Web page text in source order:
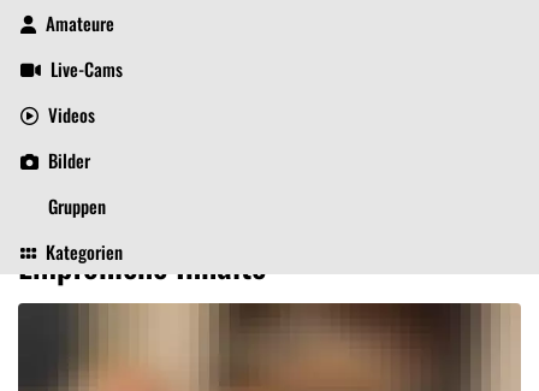
Amateure
Live-Cams
Videos
Bilder
Gruppen
Kategorien
HOTLeona
Empfohlene Inhalte